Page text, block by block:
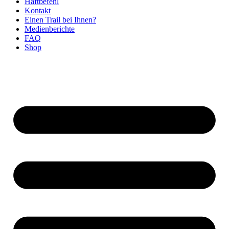
Kontakt
Einen Trail bei Ihnen?
Medienberichte
FAQ
Shop